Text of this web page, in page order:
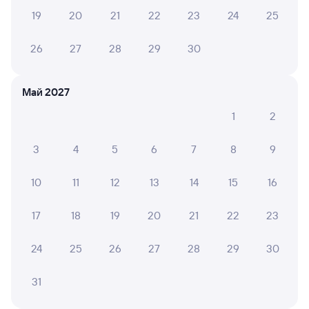
Отель Отель
Отзывы пассажиров Туту о поездах
отрицательные мнения
10 Наталья Б.
В принципе вагон нормальный, но было очень жарко
19 20 21 22 23 24 25
26 27 28 29 30
Май 2027
1
2
3 4 5 6 7 8 9
10 11 12 13 14 15 16
17 18 19 20 21 22 23
24 25 26 27 28 29 30
31